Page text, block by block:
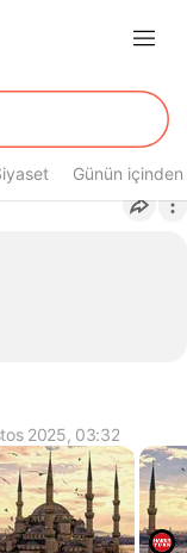
Günün içinden
2025, 03:32